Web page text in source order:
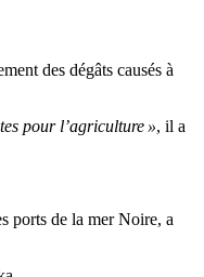
des dégâts causés à
pour l’agriculture », il a
ports de la mer Noire, a